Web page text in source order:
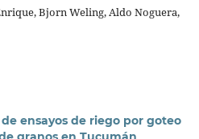
Bjorn Weling, Aldo Noguera,
ensayos de riego por goteo